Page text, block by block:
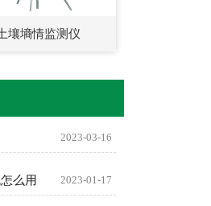
壤墒情监测仪
2023-03-16
么用 2023-01-17